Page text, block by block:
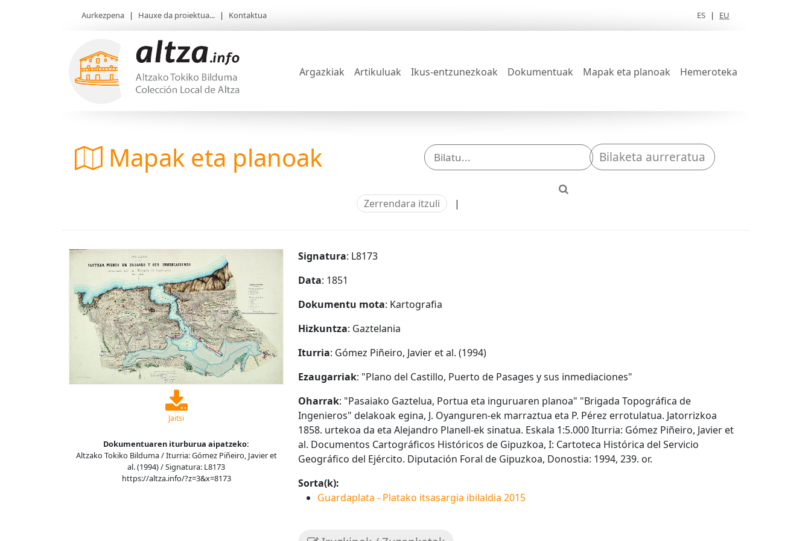
Aurkezpena | Hauxe da proiektua... | Kontaktua ES | EU
Argazkiak Artikuluak Ikus-entzunezkoak Dokumentuak Mapak eta planoak Hemeroteka
Mapak eta planoak Bilaketa aurreratua
Zerrendara itzuli |
Jaitsi
Dokumentuaren iturburua aipatzeko:
Altzako Tokiko Bilduma / Iturria: Gómez Piñeiro, Javier et
al. (1994) / Signatura: L8173
https://altza.info/?z=3&x=8173
Signatura: L8173
Data: 1851
Dokumentu mota: Kartografia
Hizkuntza: Gaztelania
Iturria: Gómez Piñeiro, Javier et al. (1994)
Ezaugarriak: "Plano del Castillo, Puerto de Pasages y sus inmediaciones"
Oharrak: "Pasaiako Gaztelua, Portua eta inguruaren planoa" "Brigada Topográfica de
Ingenieros" delakoak egina, J. Oyanguren-ek marraztua eta P. Pérez errotulatua. Jatorrizkoa
1858. urtekoa da eta Alejandro Planell-ek sinatua. Eskala 1:5.000 Iturria: Gómez Piñeiro, Javier et
al. Documentos Cartográficos Históricos de Gipuzkoa, I: Cartoteca Histórica del Servicio
Geográfico del Ejército. Diputación Foral de Gipuzkoa, Donostia: 1994, 239. or.
Sorta(k):
Guardaplata - Platako itsasargia ibilaldia 2015